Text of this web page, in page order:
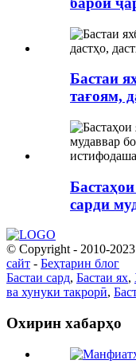
Бастаи
тағоям,
сарди
© Copyright - 2010-
сайт - Беҳтарин блог
Бастаи сард, Бастаи ях,
ва хунуки такрорӣ,
Охирин хабарҳо